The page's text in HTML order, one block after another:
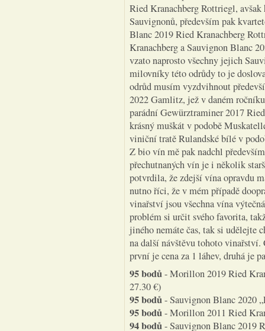
Ried Kranachberg Rottriegl,
Sauvignonů, především pak
Blanc 2019 Ried Kranachberg
Kranachberg a Sauvignon Blanc
vzato naprosto všechny jejich
milovníky této odrůdy to je
odrůd musím vyzdvihnout
2022 Gamlitz, jež v daném
parádní Gewürztraminer 2017
krásný muškát v podobě
viniční tratě Rulandské bílé v
Z bio vín mě pak nadchl
přechutnaných vín je i několik
potvrdila, že zdejší vína opravdu
nutno říci, že v mém případě
vinařství jsou všechna vína
problém si určit svého favorita,
jiného nemáte čas, tak si udělejte
na další návštěvu tohoto
první je cena za 1 láhev, druhá je
95 bodů- Morillon 2019 Ried
27.30 €)
95 bodů- Sauvignon Blanc 2020
95 bodů- Morillon 2011 Ried
94 bodů- Sauvignon Blanc 2019